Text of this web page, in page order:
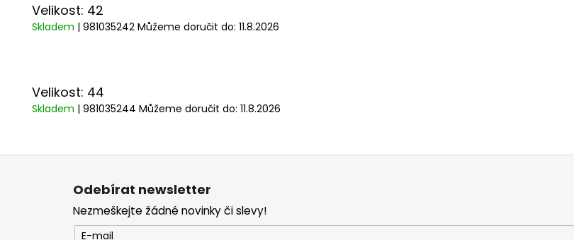
Velikost: 42
Skladem | 981035242 Můžeme doručit do: 11.8.2026
Velikost: 44
Skladem | 981035244 Můžeme doručit do: 11.8.2026
Z
Odebírat newsletter
Nezmeškejte žádné novinky či slevy!
E-mail